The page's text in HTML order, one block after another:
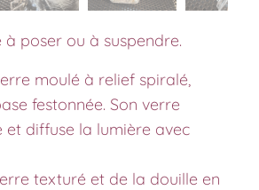
poser ou à suspendre.
moulé à relief spiralé,
festonnée. Son verre
diffuse la lumière avec
texturé et de la douille en